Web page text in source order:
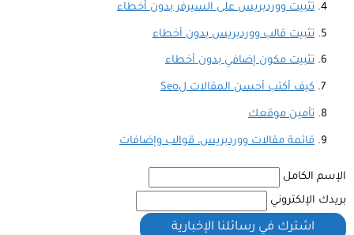
تثبيت ووردبريس على السيرفر بدون أخطاء
تثبيت قالب ووردبريس بدون أخطاء
تثبيت مكون إضافي بدون أخطاء
كيف أكتب أحسن المقالات لSeo
تأمين موقعك
قائمة مقالات ووردبريس، قوالب وإضافات
الإسم الكامل
بريدك الإلكتروني